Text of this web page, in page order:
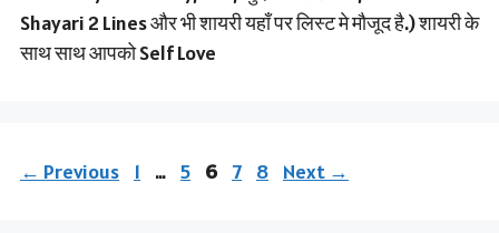
Shayari 2 Lines और भी शायरी यहाँ पर लिस्ट मे मौजूद है.) शायरी के
साथ साथ आपको Self Love
← Previous Page
1 … Page
5 Page
6 Page
7 Page
8 Next →